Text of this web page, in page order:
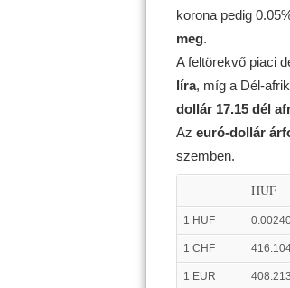
korona pedig
meg.
A feltörekvő piaci
líra, míg a Dél-
dollár 17.15 dél
Az euró-dollár
szemben.
HUF
1 HUF
1 CHF
1 EUR